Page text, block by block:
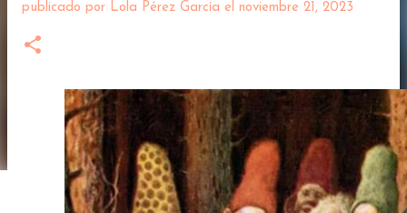
publicado por Lola Pérez García el noviembre 21, 2023